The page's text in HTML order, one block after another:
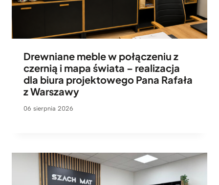
Drewniane meble w połączeniu z
czernią i mapa świata – realizacja
dla biura projektowego Pana Rafała
z Warszawy
06 sierpnia 2026